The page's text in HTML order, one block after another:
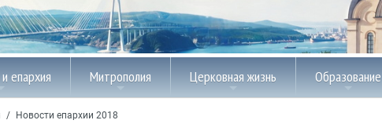
епархия Митрополия Церковная жизнь Образование
/ Новости епархии 2018